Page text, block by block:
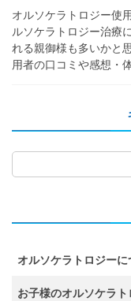
オルソケラトロジー使
ルソケラトロジー治療
れる親御様も多いかと
用者の口コミや感想・
オルソケラトロジーに
お子様のオルソケラ